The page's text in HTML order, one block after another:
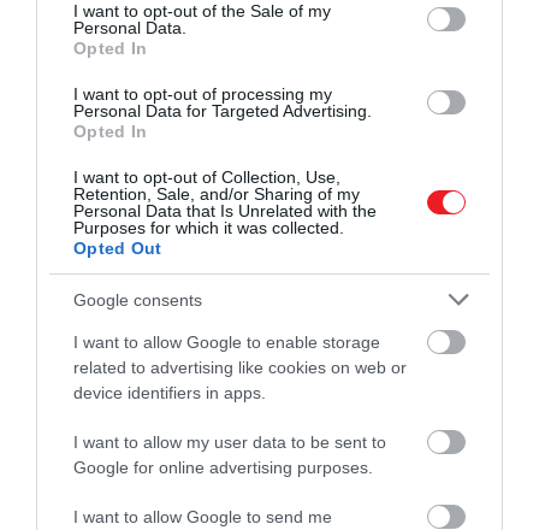
I want to opt-out of the Sale of my
Personal Data.
Opted In
I want to opt-out of processing my
Personal Data for Targeted Advertising.
Opted In
I want to opt-out of Collection, Use,
Retention, Sale, and/or Sharing of my
Personal Data that Is Unrelated with the
Purposes for which it was collected.
Opted Out
Google consents
I want to allow Google to enable storage
related to advertising like cookies on web or
device identifiers in apps.
I want to allow my user data to be sent to
Google for online advertising purposes.
I want to allow Google to send me
vizsgálták, hogy milyen
zsíros ételek fogyasztása
– idéziDr Inna Husainta portál.
Lehet, hogy az evolúciós
fejlődésünk, lehet, hogy a
viselkedésmintáink miatt, de
egyszerűen boldogabbak
vagyunk, akkor zsírban
élelmiszereket fogyasztunk.